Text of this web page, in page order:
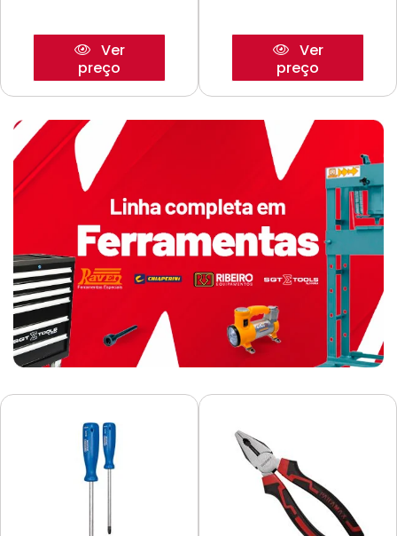
Ver
preço
Ver
preço